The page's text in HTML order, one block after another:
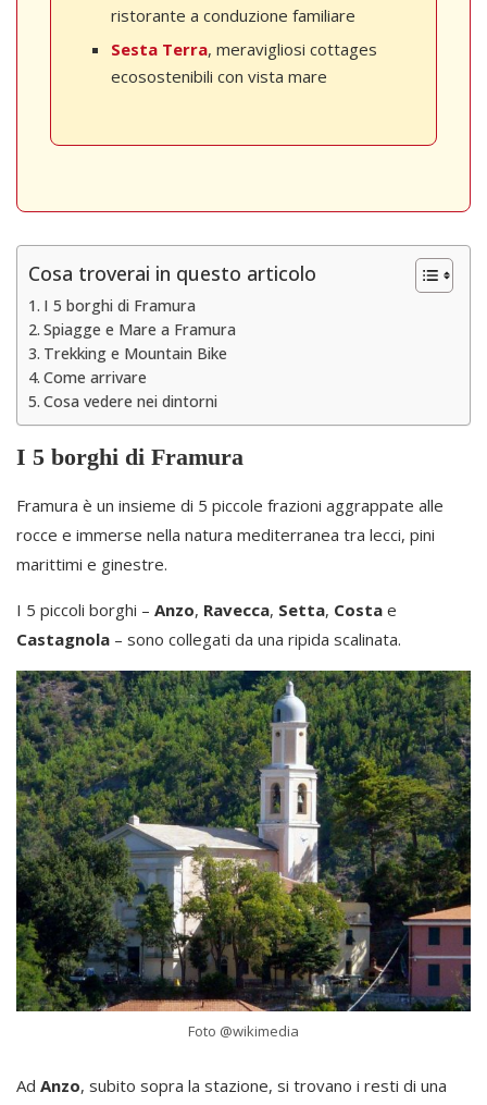
ristorante a conduzione familiare
Sesta Terra, meravigliosi cottages
ecosostenibili con vista mare
Cosa troverai in questo articolo
I 5 borghi di Framura
Spiagge e Mare a Framura
Trekking e Mountain Bike
Come arrivare
Cosa vedere nei dintorni
I 5 borghi di Framura
Framura è un insieme di 5 piccole frazioni aggrappate alle
rocce e immerse nella natura mediterranea tra lecci, pini
marittimi e ginestre.
I 5 piccoli borghi – Anzo, Ravecca, Setta, Costa e
Castagnola – sono collegati da una ripida scalinata.
Foto @wikimedia
Ad Anzo, subito sopra la stazione, si trovano i resti di una